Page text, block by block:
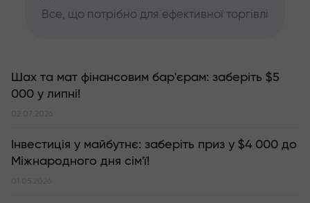
Все, що потрібно для ефективної торгівлі
Шах та мат фінансовим бар'єрам: заберіть $5
000 у липні!
02.07.2026
Інвестиція у майбутнє: заберіть приз у $4 000 до
Міжнародного дня сім'ї!
01.05.2026